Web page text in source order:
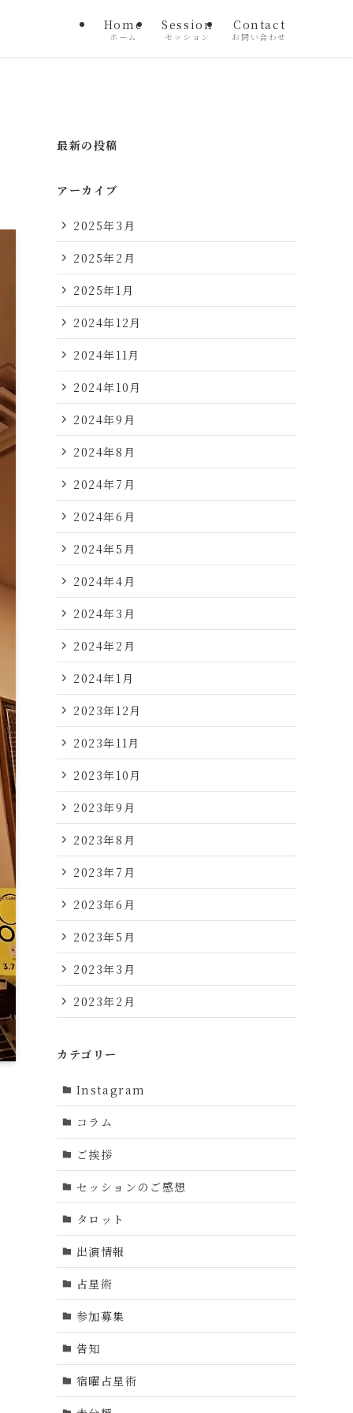
Home
ホーム
Session
セッション
Contact
お問い合わせ
最新の投稿
アーカイブ
2025年3月
2025年2月
2025年1月
2024年12月
2024年11月
2024年10月
2024年9月
2024年8月
2024年7月
2024年6月
2024年5月
2024年4月
2024年3月
2024年2月
2024年1月
2023年12月
2023年11月
2023年10月
2023年9月
2023年8月
2023年7月
2023年6月
2023年5月
2023年3月
2023年2月
カテゴリー
Instagram
コラム
ご挨拶
セッションのご感想
タロット
出演情報
占星術
参加募集
告知
宿曜占星術